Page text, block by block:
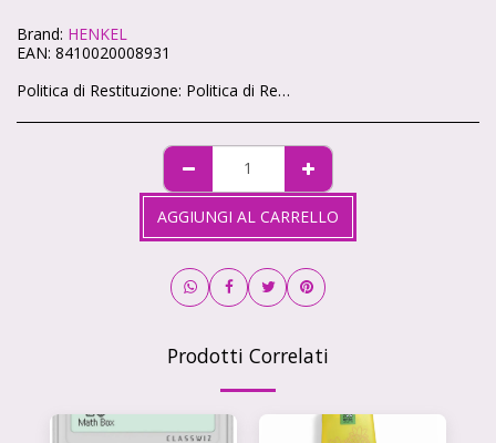
Brand: HENKEL
EAN: 8410020008931
Politica di Restituzione: Politica di Reso – Cartoleria Soleluna 🌞🌙 Ci teniamo che ogni acquisto sul nostro shop ti renda felice. Se qualcosa non va, niente panico: hai sempre la possibilità di restituire i tuoi articoli in modo semplice e veloce. 🕒 Quanto tempo hai? Hai 14 giorni di tempo da quando ricevi il pacco per chiedere il reso, come previsto dalla legge. 📦 Condizioni degli articoli Gli articoli devono tornare da noi intatti, non utilizzati e nella loro confezione originale. Non possiamo accettare resi di prodotti personalizzati o già aperti (per motivi igienici). ✉️ Come fare richiesta Scrivici a info@cartoleriasoleluna.it con il numero d’ordine e l’articolo che vuoi restituire. Ti invieremo tutte le istruzioni via mail. Spedisci il pacco all’indirizzo che ti forniremo. 🚚 Spese di spedizione Se hai cambiato idea, le spese di reso sono a carico tuo. Se invece ti è arrivato un prodotto sbagliato o difettoso, ce ne occuperemo noi senza costi extra. 💳 Rimborso Appena riceviamo e controlliamo gli articoli, ti rimborseremo entro 14 giorni sullo stesso metodo di pagamento che hai usato per l’acquisto.
AGGIUNGI AL CARRELLO
Prodotti Correlati